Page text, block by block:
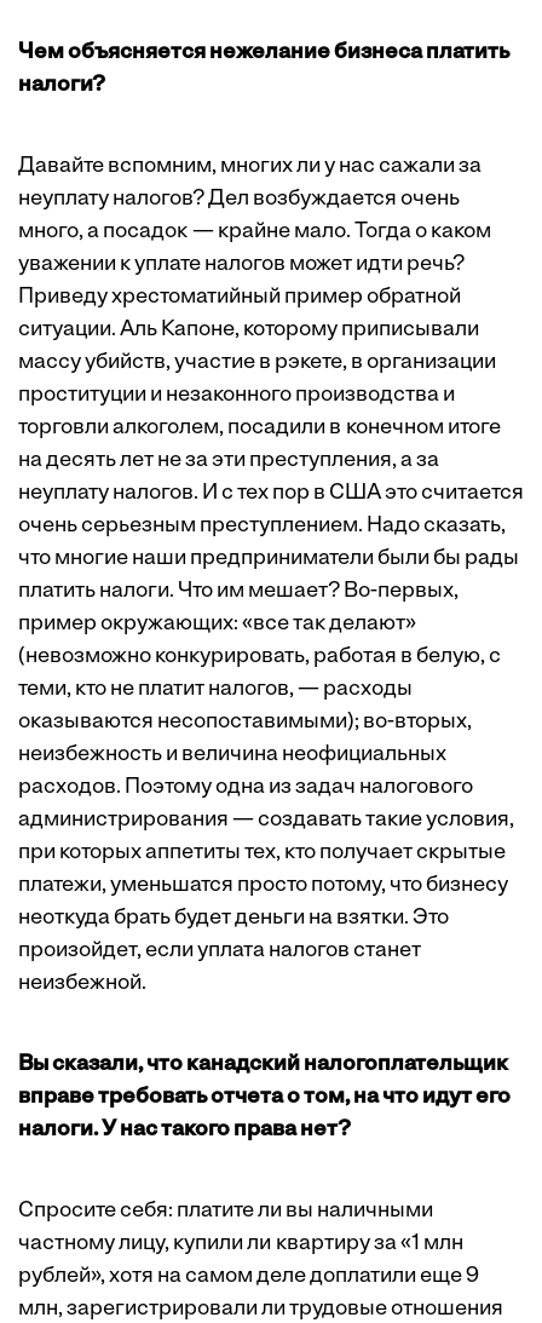
Чем объясняется нежелание бизнеса платить
налоги?
Давайте вспомним, многих ли у нас сажали за
неуплату налогов? Дел возбуждается очень
много, а посадок — крайне мало. Тогда о каком
уважении к уплате налогов может идти речь?
Приведу хрестоматийный пример обратной
ситуации. Аль Капоне, которому приписывали
массу убийств, участие в рэкете, в организации
проституции и незаконного производства и
торговли алкоголем, посадили в конечном итоге
на десять лет не за эти преступления, а за
неуплату налогов. И с тех пор в США это считается
очень серьезным преступлением. Надо сказать,
что многие наши предприниматели были бы рады
платить налоги. Что им мешает? Во-первых,
пример окружающих: «все так делают»
(невозможно конкурировать, работая в белую, с
теми, кто не платит налогов, — расходы
оказываются несопоставимыми); во-вторых,
неизбежность и величина неофициальных
расходов. Поэтому одна из задач налогового
администрирования — создавать такие условия,
при которых аппетиты тех, кто получает скрытые
платежи, уменьшатся просто потому, что бизнесу
неоткуда брать будет деньги на взятки. Это
произойдет, если уплата налогов станет
неизбежной.
Вы сказали, что канадский налогоплательщик
вправе требовать отчета о том, на что идут его
налоги. У нас такого права нет?
Спросите себя: платите ли вы наличными
частному лицу, купили ли квартиру за «1 млн
рублей», хотя на самом деле доплатили еще 9
млн, зарегистрировали ли трудовые отношения